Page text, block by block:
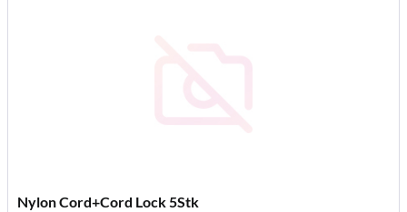
Nylon Cord+Cord Lock 5Stk